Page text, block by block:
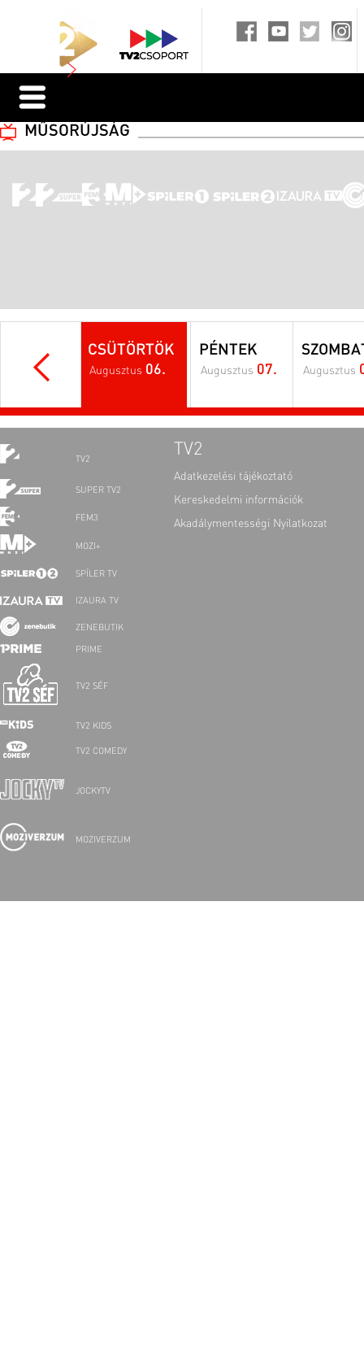
MŰSORÚJSÁG
CSÜTÖRTÖK
Augusztus 06.
PÉNTEK
Augusztus 07. Augusztus
TV2
SUPER TV2
FEM3
MOZI+
SPÍLER TV
IZAURA TV
ZENEBUTIK
PRIME
TV2 SÉF
TV2 KIDS
TV2 COMEDY
JOCKYTV
MOZIVERZUM
TV2
Adatkezelési tájékoztató
Kereskedelmi információk
Akadálymentességi Nyilatkozat